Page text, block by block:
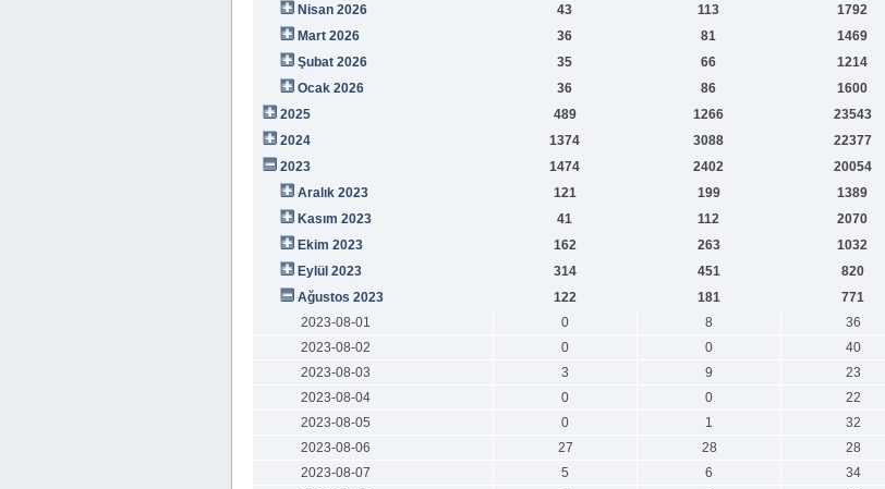
Nisan 2026
43 113 1792
Mart 2026
36 81 1469
Şubat 2026
35 66 1214
Ocak 2026
36 86 1600
2025
489 1266 23543
2024
1374 3088 22377
2023
1474 2402 20054
Aralık 2023
121 199 1389
Kasım 2023
41 112 2070
Ekim 2023
162 263 1032
Eylül 2023
314 451 820
Ağustos 2023
122 181 771
2023-08-01
0 8 36
2023-08-02
0 0 40
2023-08-03
3 9 23
2023-08-04
0 0 22
2023-08-05
0 1 32
2023-08-06
27 28 28
2023-08-07
5 6 34